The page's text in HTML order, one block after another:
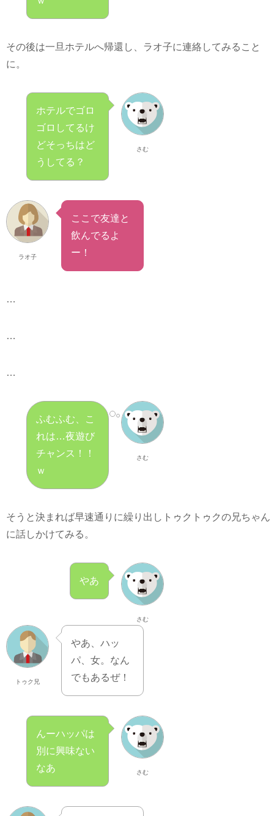
その後は一旦ホテルへ帰還し、ラオ子に連絡してみること
に。
さむ
ホテルでゴロ
ゴロしてるけ
どそっちはど
うしてる？
ラオ子
ここで友達と
飲んでるよ
ー！
…
…
…
さむ
ふむふむ、こ
れは…夜遊び
チャンス！！
ｗ
そうと決まれば早速通りに繰り出しトゥクトゥクの兄ちゃん
に話しかけてみる。
さむ
やあ
トゥク兄
やあ、ハッ
パ、女。なん
でもあるぜ！
さむ
んーハッパは
別に興味ない
なあ